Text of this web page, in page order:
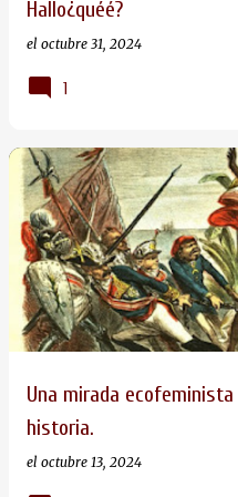
Hallo¿quéé?
el octubre 31, 2024
1
Una mirada
historia.
el octubre 13, 2024